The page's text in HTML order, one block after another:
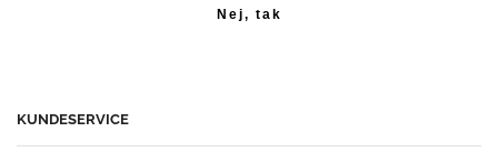
Nej, tak
KUNDESERVICE